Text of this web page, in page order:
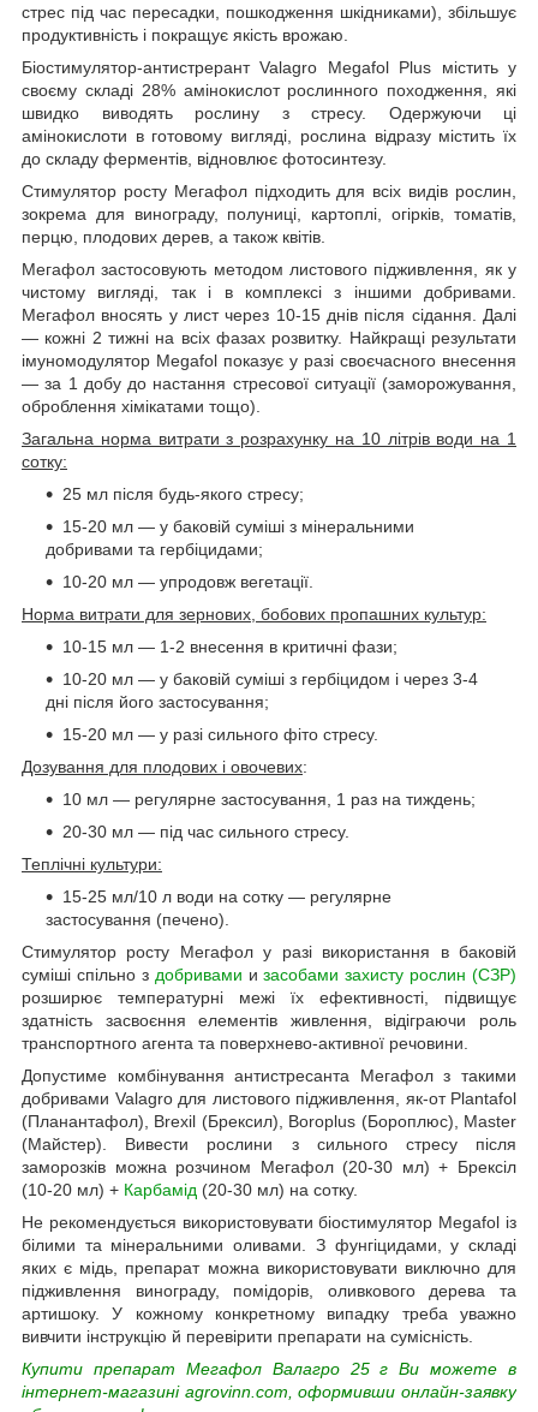
стрес під час пересадки, пошкодження шкідниками), збільшує
продуктивність і покращує якість врожаю.
Біостимулятор-антистрерант Valagro Megafol Plus містить у
своєму складі 28% амінокислот рослинного походження, які
швидко виводять рослину з стресу. Одержуючи ці
амінокислоти в готовому вигляді, рослина відразу містить їх
до складу ферментів, відновлює фотосинтезу.
Стимулятор росту Мегафол підходить для всіх видів рослин,
зокрема для винограду, полуниці, картоплі, огірків, томатів,
перцю, плодових дерев, а також квітів.
Мегафол застосовують методом листового підживлення, як у
чистому вигляді, так і в комплексі з іншими добривами.
Мегафол вносять у лист через 10-15 днів після сідання. Далі
— кожні 2 тижні на всіх фазах розвитку. Найкращі результати
імуномодулятор Megafol показує у разі своєчасного внесення
— за 1 добу до настання стресової ситуації (заморожування,
оброблення хімікатами тощо).
Загальна норма витрати з розрахунку на 10 літрів води на 1
сотку:
25 мл після будь-якого стресу;
15-20 мл — у баковій суміші з мінеральними
добривами та гербіцидами;
10-20 мл — упродовж вегетації.
Норма витрати для зернових, бобових пропашних культур:
10-15 мл — 1-2 внесення в критичні фази;
10-20 мл — у баковій суміші з гербіцидом і через 3-4
дні після його застосування;
15-20 мл — у разі сильного фіто стресу.
Дозування для плодових і овочевих:
10 мл — регулярне застосування, 1 раз на тиждень;
20-30 мл — під час сильного стресу.
Теплічні культури:
15-25 мл/10 л води на сотку — регулярне
застосування (печено).
Стимулятор росту Мегафол у разі використання в баковій
суміші спільно з добривами изасобами захисту рослин (СЗР)
розширює температурні межі їх ефективності, підвищує
здатність засвоєння елементів живлення, відіграючи роль
транспортного агента та поверхнево-активної речовини.
Допустиме комбінування антистресанта Мегафол з такими
добривами Valagro для листового підживлення, як-от Plantafol
(Планантафол), Brexil (Брексил), Boroplus (Бороплюс), Master
(Майстер). Вивести рослини з сильного стресу після
заморозків можна розчином Мегафол (20-30 мл) + Брексіл
(10-20 мл) + Карбамід (20-30 мл) на сотку.
Не рекомендується використовувати біостимулятор Megafol із
білими та мінеральними оливами. З фунгіцидами, у складі
яких є мідь, препарат можна використовувати виключно для
підживлення винограду, помідорів, оливкового дерева та
артишоку. У кожному конкретному випадку треба уважно
вивчити інструкцію й перевірити препарати на сумісність.
Купити препарат Мегафол Валагро 25 г Ви можете в
інтернет-магазині agrovinn.com, оформивши онлайн-заявку